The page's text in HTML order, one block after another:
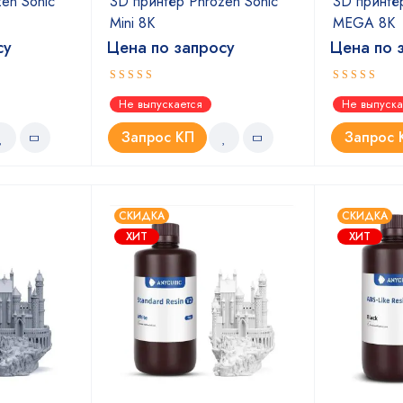
Mini 8K
Цена по запросу
Оценка
5.00из 5
Не выпускается
Запрос КП
MEGA 8K
Цена по
Оценка
5.00из 5
Не
Запрос
СКИДКА
ХИТ
СКИДКА
ХИТ